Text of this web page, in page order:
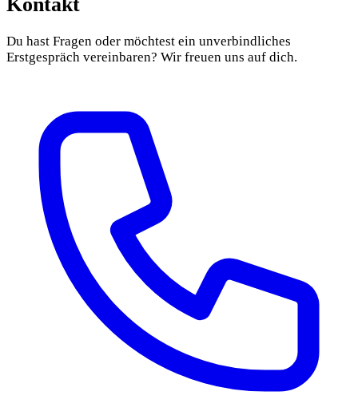
Du hast Fragen oder möchtest ein unverbindliches
Erstgespräch vereinbaren? Wir freuen uns auf dich.